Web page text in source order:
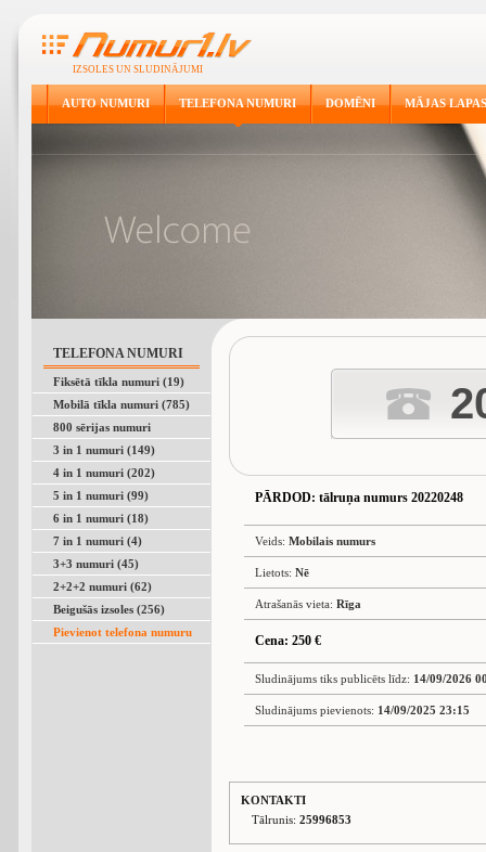
IZSOLES UN SLUDINĀJUMI
AUTO NUMURI TELEFONA NUMURI DOMĒNI MĀJAS LAPAS
TELEFONA NUMURI
Fiksētā tīkla numuri (19)
Mobilā tīkla numuri (785)
800 sērijas numuri
3 in 1 numuri (149)
4 in 1 numuri (202)
5 in 1 numuri (99)
6 in 1 numuri (18)
7 in 1 numuri (4)
3+3 numuri (45)
2+2+2 numuri (62)
Beigušās izsoles (256)
Pievienot telefona numuru
PĀRDOD: tālruņa numurs 20220248
Veids: Mobilais numurs
Lietots: Nē
Atrašanās vieta: Rīga
Cena: 250 €
Sludinājums tiks publicēts līdz: 14/09/2026
Sludinājums pievienots: 14/09/2025 23:15
KONTAKTI
Tālrunis: 25996853